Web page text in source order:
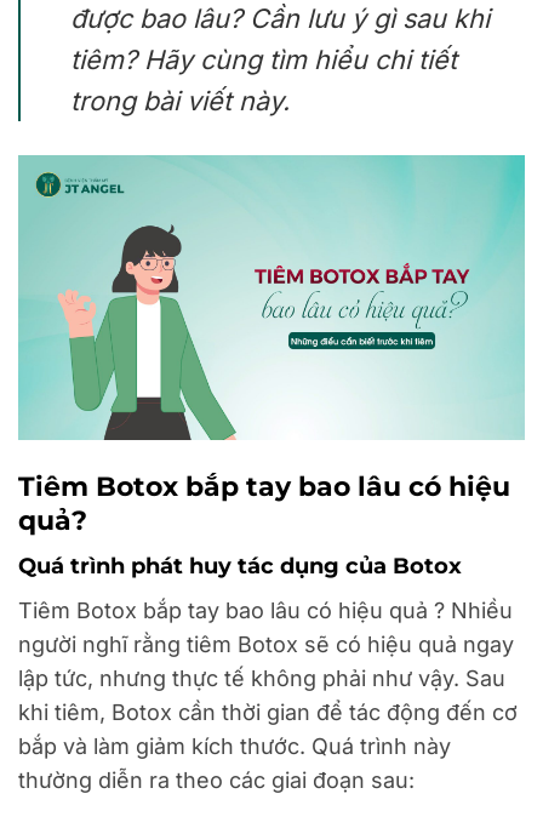
được bao lâu? Cần lưu ý gì sau khi
tiêm? Hãy cùng tìm hiểu chi tiết
trong bài viết này.
Tiêm Botox bắp tay bao lâu có hiệu
quả?
Quá trình phát huy tác dụng của Botox
Tiêm Botox bắp tay bao lâu có hiệu quả ? Nhiều
người nghĩ rằng tiêm Botox sẽ có hiệu quả ngay
lập tức, nhưng thực tế không phải như vậy. Sau
khi tiêm, Botox cần thời gian để tác động đến cơ
bắp và làm giảm kích thước. Quá trình này
thường diễn ra theo các giai đoạn sau: